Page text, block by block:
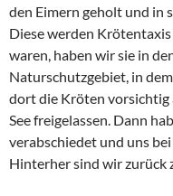
den Eimern geholt und in
Diese werden
waren, haben wir sie in
Naturschutzgebiet, in
dort die Kröten vorsichtig
See freigelassen. Dann
verabschiedet und uns
Hinterher sind wir zurück